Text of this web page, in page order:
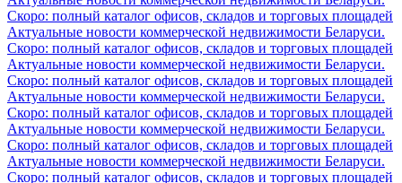
Скоро: полный каталог офисов, складов и торговых площадей
Актуальные новости коммерческой недвижимости Беларуси.
Скоро: полный каталог офисов, складов и торговых площадей
Актуальные новости коммерческой недвижимости Беларуси.
Скоро: полный каталог офисов, складов и торговых площадей
Актуальные новости коммерческой недвижимости Беларуси.
Скоро: полный каталог офисов, складов и торговых площадей
Актуальные новости коммерческой недвижимости Беларуси.
Скоро: полный каталог офисов, складов и торговых площадей
Актуальные новости коммерческой недвижимости Беларуси.
Скоро: полный каталог офисов, складов и торговых площадей